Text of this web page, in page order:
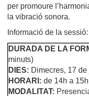
per promoure
la vibració sonora.
Informació de la sessió:
DURADA DE LA
minuts)
DIES: Dimecres, 17
HORARI: de 14h a 15h
MODALITAT: